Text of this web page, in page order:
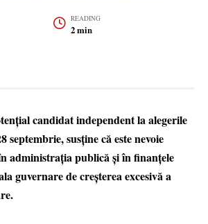
READING
2 min
candidat independent la alegerile
septembrie, susține că este nevoie
administrația publică și în finanțele
guvernare de creșterea excesivă a